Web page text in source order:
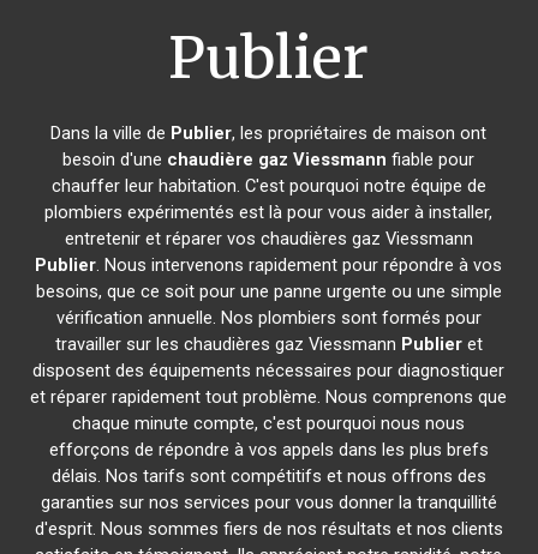
Publier
Dans la ville de Publier, les propriétaires de maison ont
besoin d'une chaudière gaz Viessmann fiable pour
chauffer leur habitation. C'est pourquoi notre équipe de
plombiers expérimentés est là pour vous aider à installer,
entretenir et réparer vos chaudières gaz Viessmann
Publier. Nous intervenons rapidement pour répondre à vos
besoins, que ce soit pour une panne urgente ou une simple
vérification annuelle. Nos plombiers sont formés pour
travailler sur les chaudières gaz Viessmann Publieret
disposent des équipements nécessaires pour diagnostiquer
et réparer rapidement tout problème. Nous comprenons que
chaque minute compte, c'est pourquoi nous nous
efforçons de répondre à vos appels dans les plus brefs
délais. Nos tarifs sont compétitifs et nous offrons des
garanties sur nos services pour vous donner la tranquillité
d'esprit. Nous sommes fiers de nos résultats et nos clients